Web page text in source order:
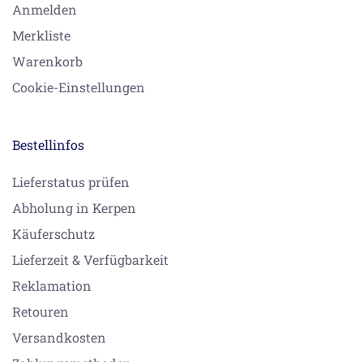
Anmelden
Merkliste
Warenkorb
Cookie-Einstellungen
Bestellinfos
Lieferstatus prüfen
Abholung in Kerpen
Käuferschutz
Lieferzeit & Verfügbarkeit
Reklamation
Retouren
Versandkosten